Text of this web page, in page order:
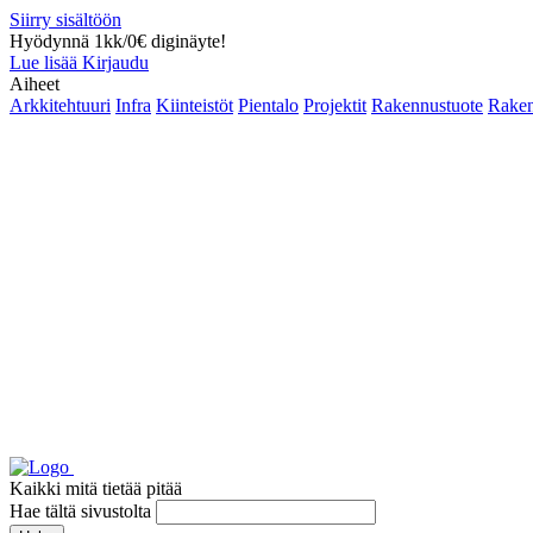
Siirry sisältöön
Hyödynnä 1kk/0€ diginäyte!
Lue lisää Kirjaudu
Aiheet
Arkkitehtuuri Infra Kiinteistöt Pientalo Projektit Rakennustuote
Kaikki mitä tietää pitää
Hae tältä sivustolta